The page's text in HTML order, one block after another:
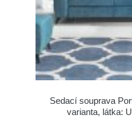
Sedací souprava
varianta, látka: